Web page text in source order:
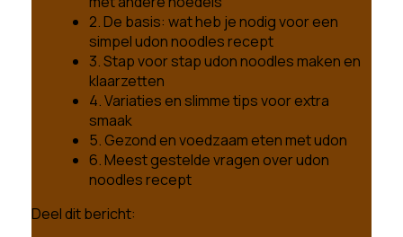
2. De basis: wat heb je nodig voor een
simpel udon noodles recept
3. Stap voor stap udon noodles maken en
klaarzetten
4. Variaties en slimme tips voor extra
smaak
5. Gezond en voedzaam eten met udon
6. Meest gestelde vragen over udon
noodles recept
Deel dit bericht: